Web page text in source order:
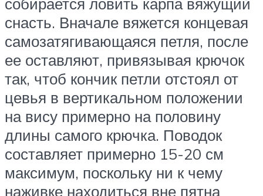
снасть. Вначале вяжется концевая
самозатягивающаяся петля, после
ее оставляют, привязывая крючок
так, чтоб кончик петли отстоял от
цевья в вертикальном положении
на вису примерно на половину
длины самого крючка. Поводок
составляет примерно 15-20 см
максимум, поскольку ни к чему
наживке находиться вне пятна